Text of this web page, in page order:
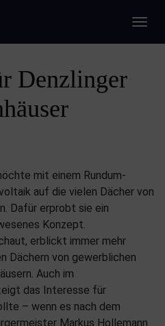
Denzlinger
mit einem Rundum-
auf die vielen Dächer von
Dafür erprobt sie ein
Konzept.
erblickt immer mehr
Dächern von gewerblichen
Auch im
das Interesse für
– wenn es nach dem
Markus Hollemann